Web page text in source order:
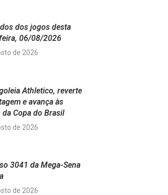
dos jogos desta
06/08/2026
de 2026
Athletico, reverte
e avança às
da Copa do Brasil
de 2026
3041 da Mega-Sena
de 2026